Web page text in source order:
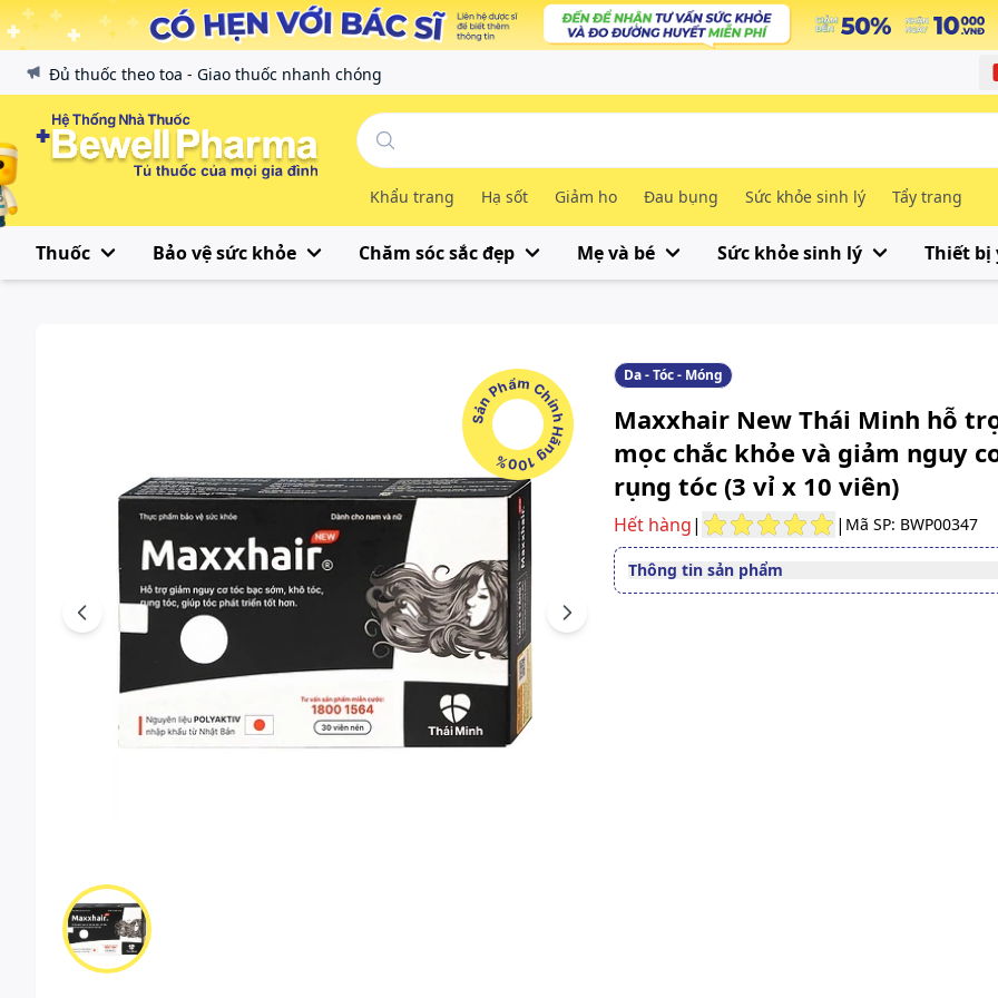
Đủ thuốc theo toa - Giao thuốc nhanh chóng
Khẩu trang Hạ sốt Giảm ho Đau bụng Sức khỏe sinh lý Tẩy trang
Thuốc Bảo vệ sức khỏe Chăm sóc sắc đẹp Mẹ và bé Sức khỏe sinh lý Thiết bị
Sản Phẩm Chính Hãng 100%
Previous Next
Da - Tóc - Móng
Maxxhair New Thái Minh hỗ
mọc chắc khỏe và giảm nguy
rụng tóc (3 vỉ x 10 viên)
Hết hàng| | Mã SP: BWP00347
Thông tin sản phẩm